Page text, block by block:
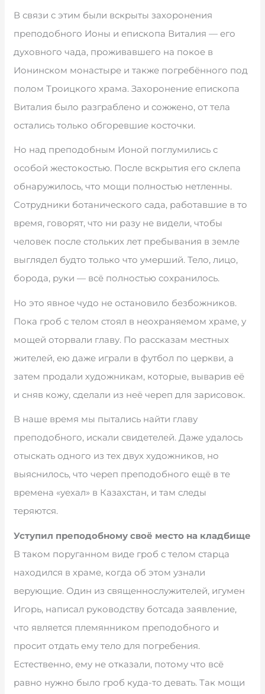
В связи с этим были вскрыты захоронения
преподобного Ионы и епископа Виталия — его
духовного чада, проживавшего на покое в
Ионинском монастыре и также погребённого под
полом Троицкого храма. Захоронение епископа
Виталия было разграблено и сожжено, от тела
остались только обгоревшие косточки.
Но над преподобным Ионой поглумились с
особой жестокостью. После вскрытия его склепа
обнаружилось, что мощи полностью нетленны.
Сотрудники ботанического сада, работавшие в то
время, говорят, что ни разу не видели, чтобы
человек после стольких лет пребывания в земле
выглядел будто только что умерший. Тело, лицо,
борода, руки — всё полностью сохранилось.
Но это явное чудо не остановило безбожников.
Пока гроб с телом стоял в неохраняемом храме, у
мощей оторвали главу. По рассказам местных
жителей, ею даже играли в футбол по церкви, а
затем продали художникам, которые, выварив её
и сняв кожу, сделали из неё череп для зарисовок.
В наше время мы пытались найти главу
преподобного, искали свидетелей. Даже удалось
отыскать одного из тех двух художников, но
выяснилось, что череп преподобного ещё в те
времена «уехал» в Казахстан, и там следы
теряются.
Уступил преподобному своё место на кладбище
В таком поруганном виде гроб с телом старца
находился в храме, когда об этом узнали
верующие. Один из священнослужителей, игумен
Игорь, написал руководству ботсада заявление,
что является племянником преподобного и
просит отдать ему тело для погребения.
Естественно, ему не отказали, потому что всё
равно нужно было гроб куда-то девать. Так мощи